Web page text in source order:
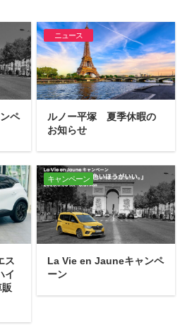
ペ
ニュース
ルノー平塚 夏季休暇の
お知らせ
ス
イ
キャンペーン
La Vie en Jauneキャンペ
ーン